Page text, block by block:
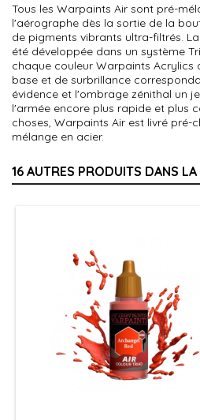
Tous les Warpaints Air sont pré-
l'aérographe dès la sortie de la
de pigments vibrants ultra-filtrés.
été développée dans un système
chaque couleur Warpaints Acrylics
base et de surbrillance
évidence et l'ombrage zénithal un
l'armée encore plus rapide et plus
choses, Warpaints Air est livré pré-
mélange en acier.
16 AUTRES PRODUITS DANS LA